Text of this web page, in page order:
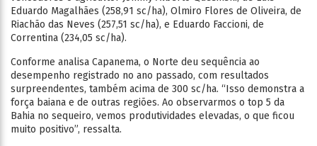
Eduardo Magalhães (258,91 sc/ha), Olmiro Flores de Oliveira, de
Riachão das Neves (257,51 sc/ha), e Eduardo Faccioni, de
Correntina (234,05 sc/ha).
Conforme analisa Capanema, o Norte deu sequência ao
desempenho registrado no ano passado, com resultados
surpreendentes, também acima de 300 sc/ha. “Isso demonstra a
força baiana e de outras regiões. Ao observarmos o top 5 da
Bahia no sequeiro, vemos produtividades elevadas, o que ficou
muito positivo”, ressalta.